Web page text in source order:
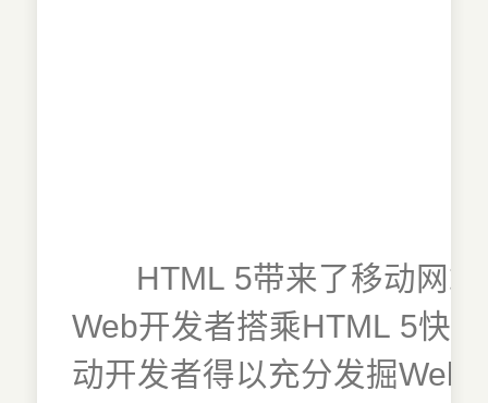
HTML 5带来了移动网
Web开发者搭乘HTML 5快
动开发者得以充分发掘Web